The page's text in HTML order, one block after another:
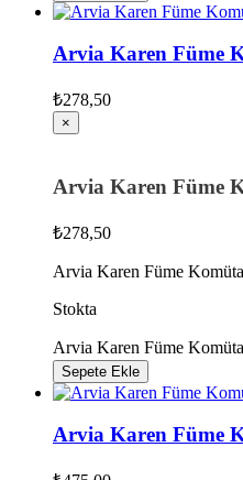
Arvia Karen Füme
₺278,50
×
Arvia Karen Füme
₺278,50
Arvia Karen Füme
Stokta
Arvia Karen Füme
Sepete Ekle
Arvia Karen Füme